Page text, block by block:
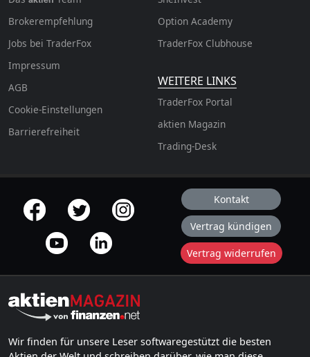
Brokerempfehlung
Jobs bei TraderFox
Impressum
AGB
Cookie-Einstellungen
Barrierefreiheit
Option Academy
TraderFox Clubhouse
WEITERE LINKS
TraderFox Portal
aktien Magazin
Trading-Desk
offizielle Social Media-Accounts Kontakt
Vertrag kündigen
Vertrag widerrufen
Wir finden für unsere Leser softwaregestützt die besten